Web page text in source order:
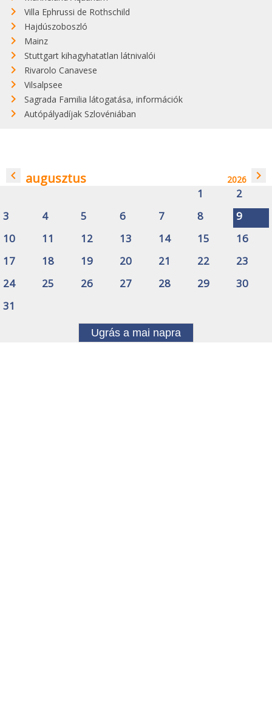
Villa Ephrussi de Rothschild
Hajdúszoboszló
Mainz
Stuttgart kihagyhatatlan látnivalói
Rivarolo Canavese
Vilsalpsee
Sagrada Familia látogatása, információk
Autópályadíjak Szlovéniában
navigate_before augusztus 2026 navigate_next
1
2
3
4 5 6 7 8
9
10
11 12 13 14 15
16
17
18 19 20 21 22
23
24
25 26 27 28 29
30
31
Ugrás a mai napra